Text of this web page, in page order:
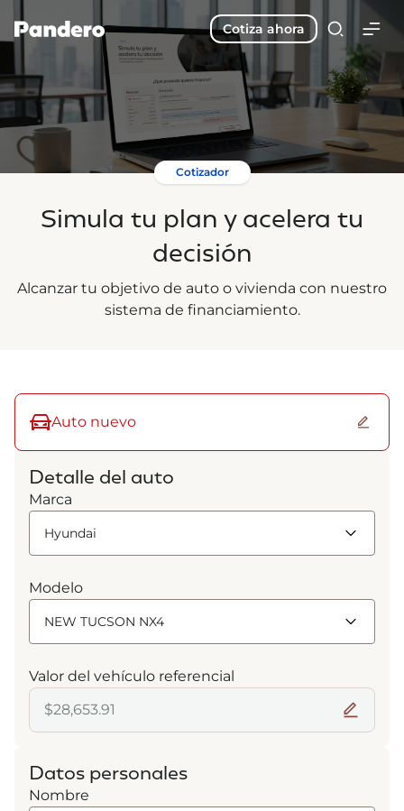
Cotiza ahora
Cotizador
Simula tu plan y acelera tu
decisión
Alcanzar tu objetivo de auto o vivienda con nuestro
sistema de financiamiento.
Auto nuevo
Detalle del auto
Marca
Modelo
Valor del vehículo referencial
Datos personales
Nombre